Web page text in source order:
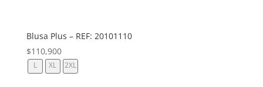
Blusa Plus – REF: 20101110
$110,900
L XL 2XL